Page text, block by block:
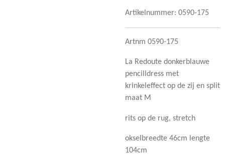
Artikelnummer: 0590-175
Artnm 0590-175
La Redoute donkerblauwe
pencilldress met
krinkeleffect op de zij en split
maat M
rits op de rug, stretch
okselbreedte 46cm lengte
104cm